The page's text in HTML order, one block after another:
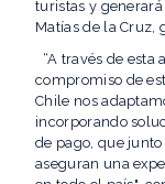
turistas y
Matías de la Cruz,
“A través de
compromiso de
Chile nos
incorporando
de pago, que
aseguran una